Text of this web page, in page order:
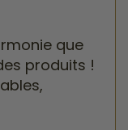
que
produits !